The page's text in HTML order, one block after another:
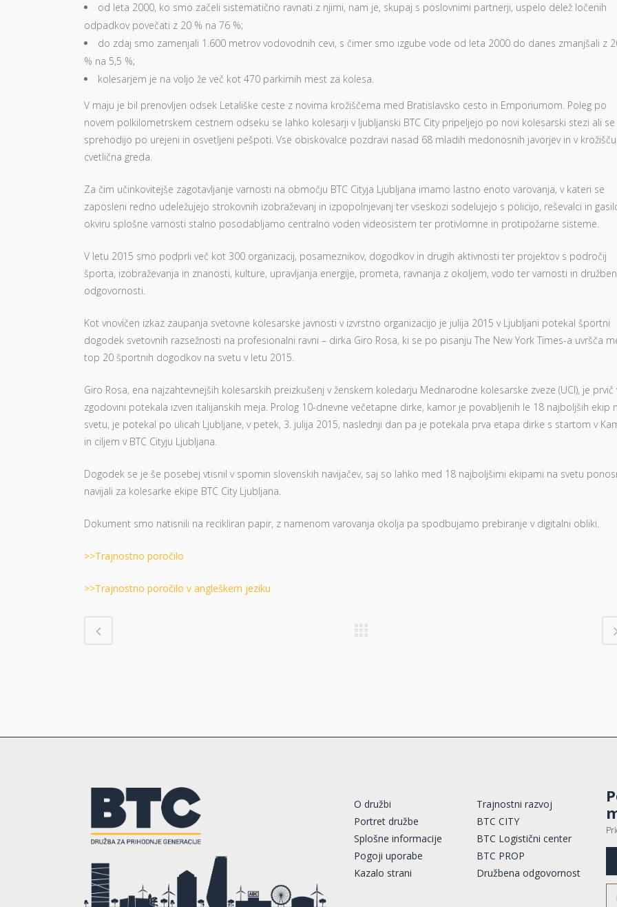
od leta 2000, ko smo začeli sistematično ravnati z njimi, nam je, skupaj s poslovnimi partnerji, uspelo delež ločenih
odpadkov povečati z 20 % na 76 %;
do zdaj smo zamenjali 1.600 metrov vodovodnih cevi, s čimer smo izgube vode od leta 2000 do danes zmanjšali z
% na 5,5 %;
kolesarjem je na voljo že več kot 470 parkirnih mest za kolesa.
V maju je bil prenovljen odsek Letališke ceste z novima krožiščema med Bratislavsko cesto in Emporiumom. Poleg po
novem polkilometrskem cestnem odseku se lahko kolesarji v ljubljanski BTC City pripeljejo po novi kolesarski stezi ali se
sprehodijo po urejeni in osvetljeni pešpoti. Vse obiskovalce pozdravi nasad 68 mladih medonosnih javorjev in v
cvetlična greda.
Za čim učinkovitejše zagotavljanje varnosti na območju BTC Cityja Ljubljana imamo lastno enoto varovanja, v kateri se
zaposleni redno udeležujejo strokovnih izobraževanj in izpopolnjevanj ter vseskozi sodelujejo s policijo, reševalci in
okviru splošne varnosti stalno posodabljamo centralno voden videosistem ter protivlomne in protipožarne sisteme.
V letu 2015 smo podprli več kot 300 organizacij, posameznikov, dogodkov in drugih aktivnosti ter projektov s področij
športa, izobraževanja in znanosti, kulture, upravljanja energije, prometa, ravnanja z okoljem, vodo ter varnosti in
odgovornosti.
Kot vnovičen izkaz zaupanja svetovne kolesarske javnosti v izvrstno organizacijo je julija 2015 v Ljubljani potekal športni
dogodek svetovnih razsežnosti na profesionalni ravni – dirka Giro Rosa, ki se po pisanju The New York Times-a uvršča
top 20 športnih dogodkov na svetu v letu 2015.
Giro Rosa, ena najzahtevnejših kolesarskih preizkušenj v ženskem koledarju Mednarodne kolesarske zveze (UCI), je prvič
zgodovini potekala izven italijanskih meja. Prolog 10-dnevne večetapne dirke, kamor je povabljenih le 18 najboljših ekip
svetu, je potekal po ulicah Ljubljane, v petek, 3. julija 2015, naslednji dan pa je potekala prva etapa dirke s startom v
in ciljem v BTC Cityju Ljubljana.
Dogodek se je še posebej vtisnil v spomin slovenskih navijačev, saj so lahko med 18 najboljšimi ekipami na svetu
navijali za kolesarke ekipe BTC City Ljubljana.
Dokument smo natisnili na recikliran papir, z namenom varovanja okolja pa spodbujamo prebiranje v digitalni obliki.
>>Trajnostno poročilo
>>Trajnostno poročilo v angleškem jeziku
O družbi
Portret družbe
Splošne informacije
Pogoji uporabe
Kazalo strani
Trajnostni razvoj
BTC CITY
BTC Logistični center
BTC PROP
Družbena odgovornost